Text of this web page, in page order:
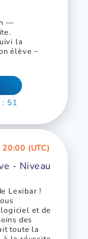
—
la
élève –
: 51
(UTC)
- Niveau
Lexibar !
et de
des
toute la